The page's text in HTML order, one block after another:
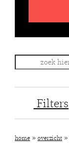
Filters
home » overzicht »